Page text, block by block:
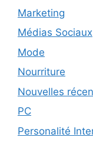
Marketing
Médias Sociaux
Mode
Nourriture
Nouvelles
PC
Personalité